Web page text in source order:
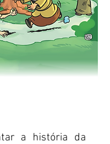
a história da